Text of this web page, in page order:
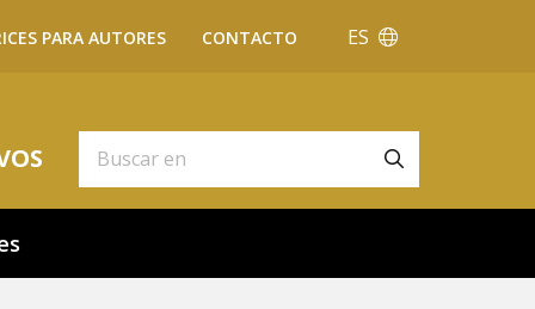
PARA AUTORES CONTACTO ES